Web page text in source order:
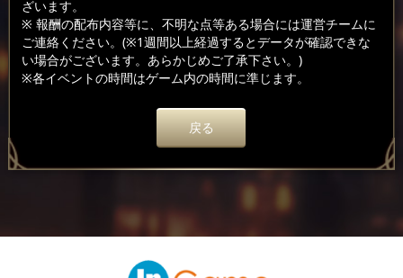
ざいます。
※ 報酬の配布内容等に、不明な点等ある場合には運営チームに
ご連絡ください。(※1週間以上経過するとデータが確認できな
い場合がございます。あらかじめご了承下さい。)
※各イベントの時間はゲーム内の時間に準じます。
戻る